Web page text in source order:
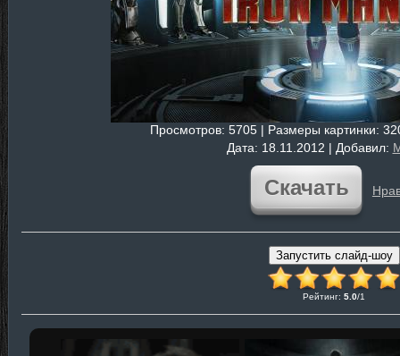
Просмотров: 5705 | Размеры картинки:
Дата: 18.11.2012 | Добавил:
Скачать
Рейтинг: 5.0/1